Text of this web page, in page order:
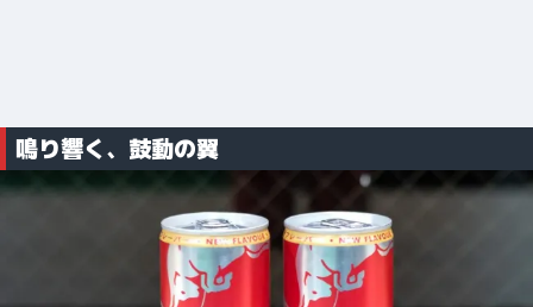
鳴り響く、鼓動の翼